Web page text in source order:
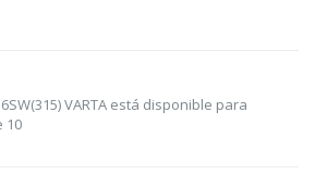
VARTA está disponible para
10